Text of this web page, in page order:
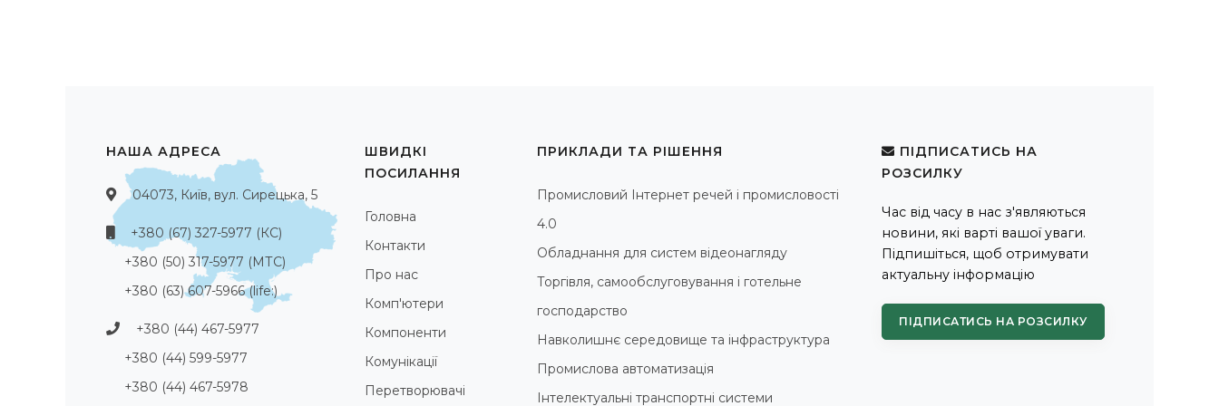
НАША АДРЕСА
04073, Київ, вул. Сирецька, 5
+380 (67) 327-5977 (КС)
+380 (50) 317-5977 (МТС)
+380 (63) 607-5966 (life:)
+380 (44) 467-5977
+380 (44) 599-5977
+380 (44) 467-5978
ШВИДКІ
ПОСИЛАННЯ
Головна
Контакти
Про нас
Комп'ютери
Компоненти
Комунікації
Перетворювачі
ПРИКЛАДИ ТА РІШЕННЯ
Промисловий Інтернет речей і промисловості
4.0
Обладнання для систем відеонагляду
Торгівля, самообслуговування і готельне
господарство
Навколишнє середовище та інфраструктура
Промислова автоматизація
Інтелектуальні транспортні системи
ПІДПИСАТИСЬ НА
РОЗСИЛКУ
Час від часу в нас з'являються
новини, які варті вашої уваги.
Підпишіться, щоб отримувати
актуальну інформацію
ПІДПИСАТИСЬ НА РОЗСИЛКУ